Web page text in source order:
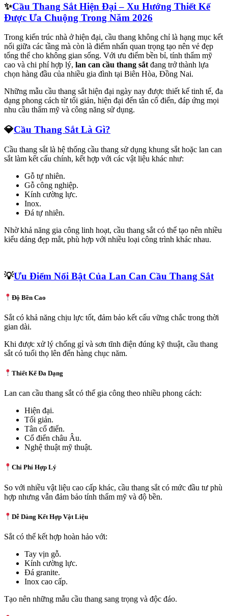
✨Cầu Thang Sắt Hiện Đại – Xu Hướng Thiết Kế
Được Ưa Chuộng Trong Năm 2026
Trong kiến trúc nhà ở hiện đại, cầu thang không chỉ là hạng mục kết
nối giữa các tầng mà còn là điểm nhấn quan trọng tạo nên vẻ đẹp
tổng thể cho không gian sống. Với ưu điểm bền bỉ, tính thẩm mỹ
cao và chi phí hợp lý, lan can cầu thang sắt đang trở thành lựa
chọn hàng đầu của nhiều gia đình tại Biên Hòa, Đồng Nai.
Những mẫu cầu thang sắt hiện đại ngày nay được thiết kế tinh tế, đa
dạng phong cách từ tối giản, hiện đại đến tân cổ điển, đáp ứng mọi
nhu cầu thẩm mỹ và công năng sử dụng.
💎Cầu Thang Sắt Là Gì?
Cầu thang sắt là hệ thống cầu thang sử dụng khung sắt hoặc lan can
sắt làm kết cấu chính, kết hợp với các vật liệu khác như:
Gỗ tự nhiên.
Gỗ công nghiệp.
Kính cường lực.
Inox.
Đá tự nhiên.
Nhờ khả năng gia công linh hoạt, cầu thang sắt có thể tạo nên nhiều
kiểu dáng đẹp mắt, phù hợp với nhiều loại công trình khác nhau.
💡Ưu Điểm Nổi Bật Của Lan Can Cầu Thang Sắt
Độ Bền Cao
Sắt có khả năng chịu lực tốt, đảm bảo kết cấu vững chắc trong thời
gian dài.
Khi được xử lý chống gỉ và sơn tĩnh điện đúng kỹ thuật, cầu thang
sắt có tuổi thọ lên đến hàng chục năm.
Thiết Kế Đa Dạng
Lan can cầu thang sắt có thể gia công theo nhiều phong cách:
Hiện đại.
Tối giản.
Tân cổ điển.
Cổ điển châu Âu.
Nghệ thuật mỹ thuật.
Chi Phí Hợp Lý
So với nhiều vật liệu cao cấp khác, cầu thang sắt có mức đầu tư phù
hợp nhưng vẫn đảm bảo tính thẩm mỹ và độ bền.
Dễ Dàng Kết Hợp Vật Liệu
Sắt có thể kết hợp hoàn hảo với:
Tay vịn gỗ.
Kính cường lực.
Đá granite.
Inox cao cấp.
Tạo nên những mẫu cầu thang sang trọng và độc đáo.